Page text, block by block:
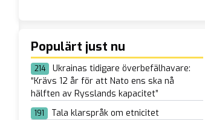
Populärt just nu
214
Ukrainas tidigare överbefälhavare:
“Krävs 12 år för att Nato ens ska nå
hälften av Rysslands kapacitet”
191 Tala klarspråk om etnicitet